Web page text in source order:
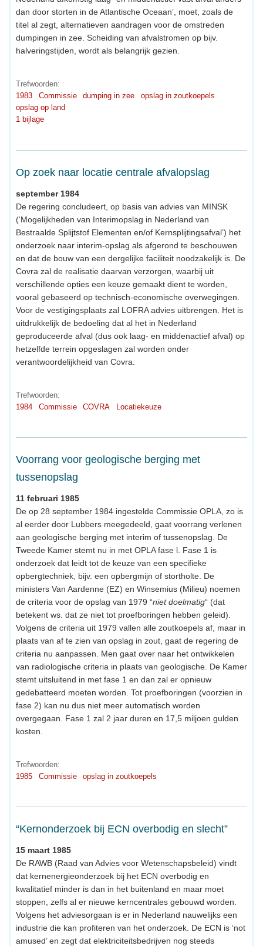
dan door storten in de Atlantische Oceaan’, moet, zoals de
titel al zegt, alternatieven aandragen voor de omstreden
dumpingen in zee. Scheiding van afvalstromen op bijv.
halveringstijden, wordt als belangrijk gezien.
Trefwoorden:
1983
Commissie dumping in zee
opslag in zoutkoepels
opslag op land
1 bijlage
Op zoek naar locatie centrale afvalopslag
september 1984
De regering concludeert, op basis van advies van MINSK
(‘Mogelijkheden van Interimopslag in Nederland van
Bestraalde Splijtstof Elementen en/of Kernsplijtingsafval’) het
onderzoek naar interim-opslag als afgerond te beschouwen
en dat de bouw van een dergelijke faciliteit noodzakelijk is. De
Covra zal de realisatie daarvan verzorgen, waarbij uit
verschillende opties een keuze gemaakt dient te worden,
vooral gebaseerd op technisch-economische overwegingen.
Voor de vestigingsplaats zal LOFRA advies uitbrengen. Het is
uitdrukkelijk de bedoeling dat al het in Nederland
geproduceerde afval (dus ook laag- en middenactief afval) op
hetzelfde terrein opgeslagen zal worden onder
verantwoordelijkheid van Covra.
Trefwoorden:
1984
Commissie COVRA Locatiekeuze
Voorrang voor geologische berging met
tussenopslag
11 februari 1985
De op 28 september 1984 ingestelde Commissie OPLA, zo is
al eerder door Lubbers meegedeeld, gaat voorrang verlenen
aan geologische berging met interim of tussenopslag. De
Tweede Kamer stemt nu in met OPLA fase l. Fase 1 is
onderzoek dat leidt tot de keuze van een specifieke
opbergtechniek, bijv. een opbergmijn of stortholte. De
ministers Van Aardenne (EZ) en Winsemius (Milieu) noemen
de criteria voor de opslag van 1979 “niet doelmatig“ (dat
betekent ws. dat ze niet tot proefboringen hebben geleid).
Volgens de criteria uit 1979 vallen alle zoutkoepels af, maar in
plaats van af te zien van opslag in zout, gaat de regering de
criteria nu aanpassen. Men gaat over naar het ontwikkelen
van radiologische criteria in plaats van geologische. De Kamer
stemt uitsluitend in met fase 1 en dan zal er opnieuw
gedebatteerd moeten worden. Tot proefboringen (voorzien in
fase 2) kan nu dus niet meer automatisch worden
overgegaan. Fase 1 zal 2 jaar duren en 17,5 miljoen gulden
kosten.
Trefwoorden:
1985
Commissie opslag in zoutkoepels
“Kernonderzoek bij ECN overbodig en slecht”
15 maart 1985
De RAWB (Raad van Advies voor Wetenschapsbeleid) vindt
dat kernenergieonderzoek bij het ECN overbodig en
kwalitatief minder is dan in het buitenland en maar moet
stoppen, zelfs al er nieuwe kerncentrales gebouwd worden.
Volgens het adviesorgaan is er in Nederland nauwelijks een
industrie die kan profiteren van het onderzoek. De ECN is ‘not
amused’ en zegt dat elektriciteitsbedrijven nog steeds